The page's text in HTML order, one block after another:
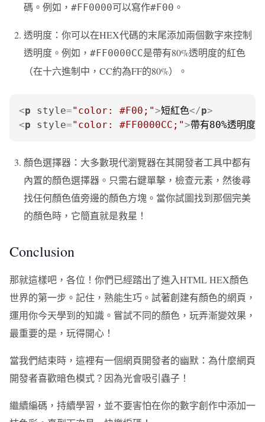
碼。例如， #FF0000可以寫作#F00 。
透明度：你可以在HEX代碼的末尾添加兩個數字來控制
透明度。例如， #FF0000CC是帶有80%透明度的紅色
（在十六進制中，CC約為FF的80%）。
<p style="color: #F00;">短紅色</p>
<p style="color: #FF0000CC;">帶有80%透明度
顏色選擇器：大多數現代瀏覽器在其開發者工具中都有
內置的顏色選擇器。只需右鍵單擊，檢查元素，然後尋
找任何顏色值旁邊的顏色方塊。當你試圖找到那個完美
的顏色時，它簡直就是救星！
Conclusion
那就這樣吧，各位！你們已經踏出了進入HTML HEX顏色
世界的第一步。記住，熟能生巧。試著創建有顏色的網頁，
運用你今天學到的知識。嘗試不同的顏色，玩弄漸變效果，
最重要的是，玩得開心！
當我們結束時，這裡有一個網頁開發者的幽默：為什麼網頁
開發者喜歡暗色模式？因為光會吸引蟲子！
繼續編碼，持續學習，並不要害怕在你的數字創作中添加一